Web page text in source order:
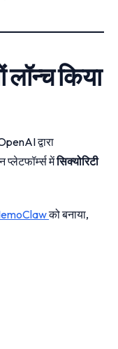
लॉन्च किया
द्वारा
मेंसिक्योरिटी
को बनाया,